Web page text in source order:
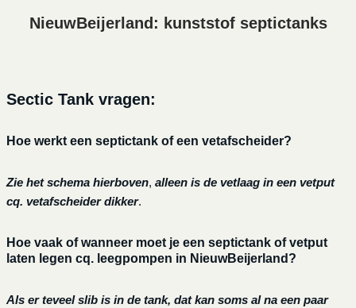
NieuwBeijerland: kunststof septictanks
Sectic Tank vragen:
Hoe werkt een septictank of een vetafscheider?
Zie het schema hierboven, alleen is de vetlaag in een vetput
cq. vetafscheider dikker.
Hoe vaak of wanneer moet je een septictank of vetput
laten legen cq. leegpompen in NieuwBeijerland?
Als er teveel slib is in de tank, dat kan soms al na een paar